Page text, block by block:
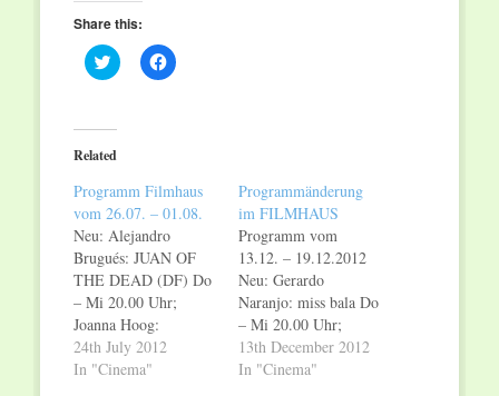
Share this:
Click
to
(Opens
in
new
Click
to
Related
Programm Filmhaus
vom 26.07. – 01.08.
Neu: Alejandro
Brugués: JUAN OF
THE DEAD (DF) Do
– Mi 20.00 Uhr;
Joanna Hoog:
archipelago (DF) Do
+ Fr 20.30, Sa 19.00,
24th July 2012
In "Cinema"
Programmänderung
im FILMHAUS
Programm vom
13.12. – 19.12.2012
Neu: Gerardo
Naranjo: miss bala Do
– Mi 20.00 Uhr;
Andreas Dresen: herr
wichmann aus der
13th December 2012
In "Cinema"